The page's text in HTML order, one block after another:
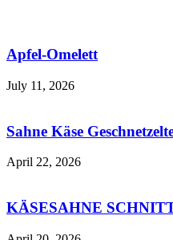
Apfel-Omelett
July 11, 2026
Sahne Käse
April 22, 2026
KÄSESAHNE